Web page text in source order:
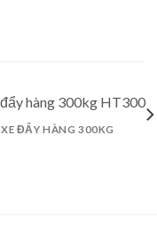
XE ĐẨY HÀNG 300KG